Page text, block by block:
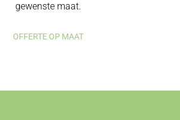
gewenste maat.
OFFERTE OP MAAT